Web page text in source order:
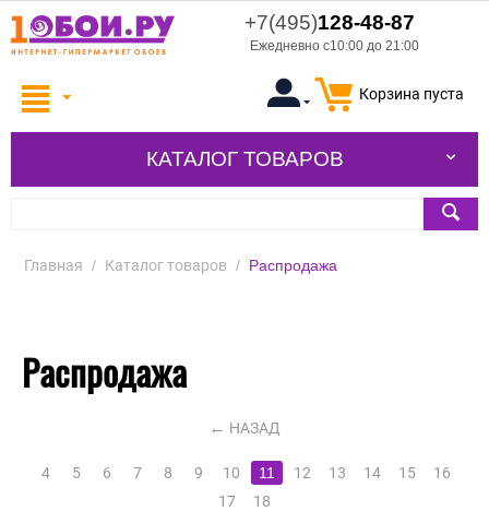
+7(495)128-48-87
Ежедневно с10:00 до 21:00
Корзина пуста
КАТАЛОГ ТОВАРОВ
Главная / Каталог товаров / Распродажа
Распродажа
НАЗАД
4 5 6 7 8 9 10 11 12 13 14 15
16
17
18